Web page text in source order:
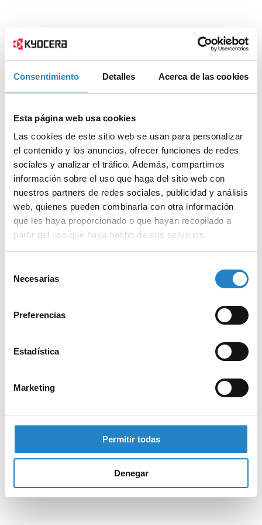
Consentimiento Detalles Acerca de las cookies
Esta página web usa cookies
Las cookies de este sitio web se usan para personalizar
el contenido y los anuncios, ofrecer funciones de redes
sociales y analizar el tráfico. Además, compartimos
información sobre el uso que haga del sitio web con
nuestros partners de redes sociales, publicidad y análisis
web, quienes pueden combinarla con otra información
que les haya proporcionado o que hayan recopilado a
partir del uso que haya hecho de sus servicios.
Necesarias
Preferencias
Estadística
Marketing
Permitir todas
Denegar